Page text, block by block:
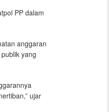
PP dalam
anggaran
yang
ujar